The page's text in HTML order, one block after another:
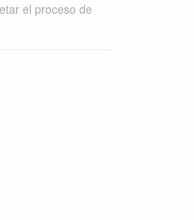
el proceso de